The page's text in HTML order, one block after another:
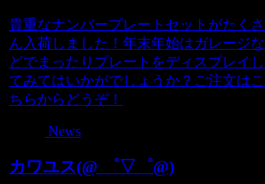
貴重なナンバープレートセットがたくさ
ん入荷しました！年末年始はガレージな
どでまったりプレートをディスプレイし
てみてはいかがでしょうか？ご注文はこ
ちらからどうぞ！
News
カワユス(@ ゜▽゜@)